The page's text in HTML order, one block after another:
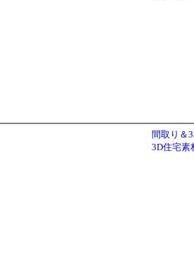
間取り＆
3D住宅素